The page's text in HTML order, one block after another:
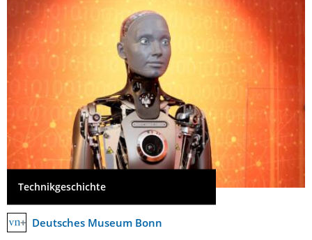
Technikgeschichte
Deutsches Museum Bonn